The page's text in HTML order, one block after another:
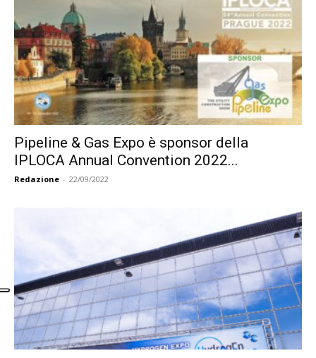
Pipeline & Gas Expo è sponsor della
IPLOCA Annual Convention 2022...
Redazione - 22/09/2022